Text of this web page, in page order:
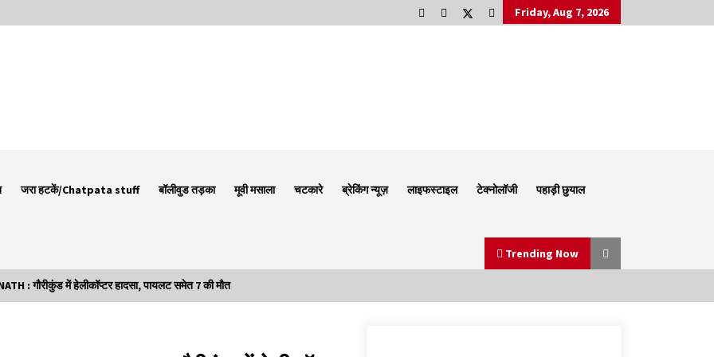
Friday, Aug 7, 2026
जरा हटकें/Chatpata stuff बॉलीवुड तड़का मूवी मसाला चटकारे ब्रेकिंग न्यूज़ लाइफस्टाइल टेक्नोलॉजी पहाड़ी छुयाल
Trending Now
: गौरीकुंड में हेलीकॉप्टर हादसा, पायलट समेत 7 की मौत